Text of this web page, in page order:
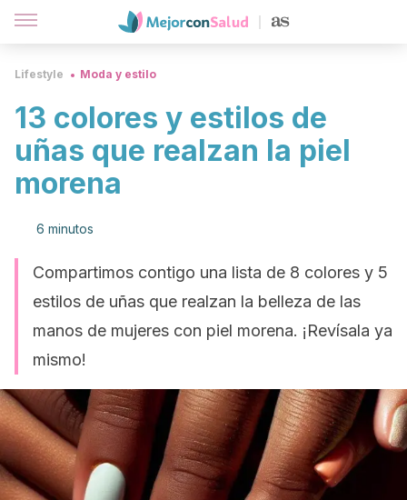
Lifestyle Moda y estilo
13 colores y estilos de
uñas que realzan la piel
morena
6 minutos
Compartimos contigo una lista de 8 colores y 5
estilos de uñas que realzan la belleza de las
manos de mujeres con piel morena. ¡Revísala ya
mismo!